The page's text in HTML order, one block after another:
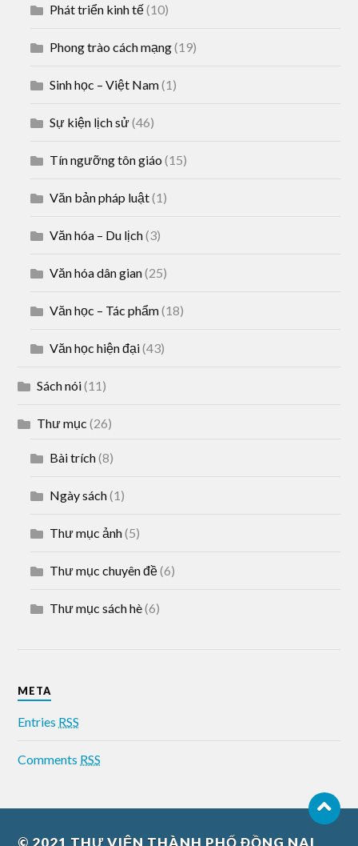
Phát triển kinh tế(10)
Phong trào cách mạng(19)
Sinh học – Việt Nam(1)
Sự kiện lịch sử(46)
Tín ngưỡng tôn giáo (15)
Văn bản pháp luật(1)
Văn hóa – Du lịch(3)
Văn hóa dân gian(25)
Văn học – Tác phẩm(18)
Văn học hiện đại(43)
Sách nói(11)
Thư mục (26)
Bài trích(8)
Ngày sách(1)
Thư mục ảnh(5)
Thư mục chuyên đề(6)
Thư mục sách hè(6)
META
Entries RSS
Comments RSS
© 2021 THƯ VIỆN THÀNH PHỐ ĐỒNG NAI